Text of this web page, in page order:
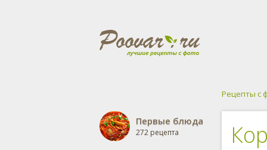
Первые блюда
272 рецепта
Рецепты с